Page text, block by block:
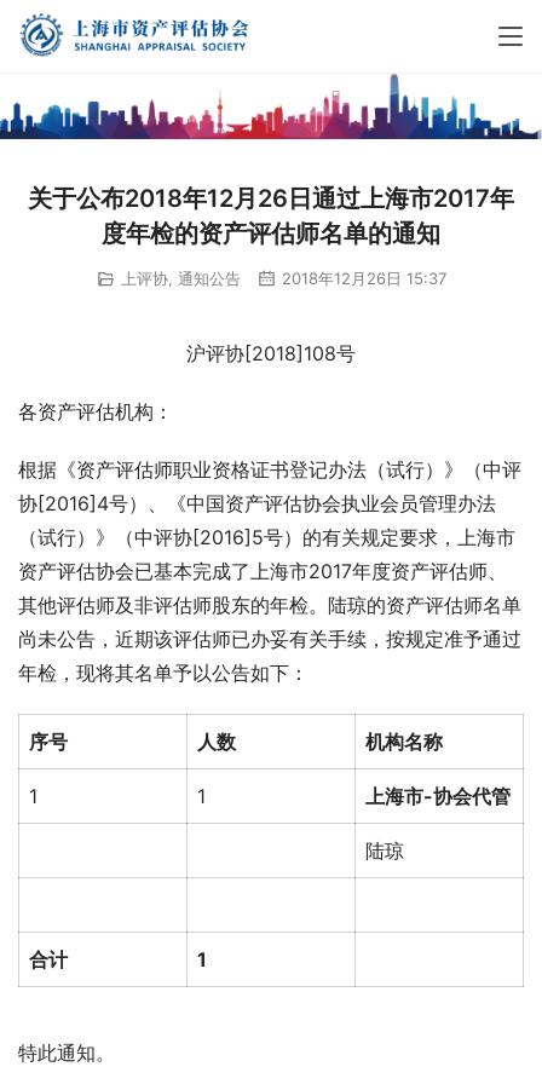
关于公布2018年12月26日通过上海市2017年
度年检的资产评估师名单的通知
上评协, 通知公告 2018年12月26日 15:37
沪评协[2018]108号
各资产评估机构：
根据《资产评估师职业资格证书登记办法（试行）》（中评
协[2016]4号）、《中国资产评估协会执业会员管理办法
（试行）》（中评协[2016]5号）的有关规定要求，上海市
资产评估协会已基本完成了上海市2017年度资产评估师、
其他评估师及非评估师股东的年检。陆琼的资产评估师名单
尚未公告，近期该评估师已办妥有关手续，按规定准予通过
年检，现将其名单予以公告如下：
序号 人数 机构名称
1 1 上海市-协会代管
陆琼
合计 1
特此通知。